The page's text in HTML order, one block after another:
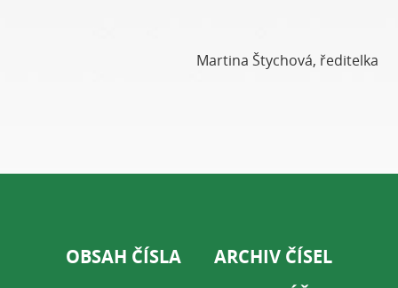
Martina Štychová, ředitelka
OBSAH ČÍSLA
ARCHIV ČÍSEL